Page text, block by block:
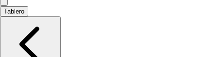
Tablero